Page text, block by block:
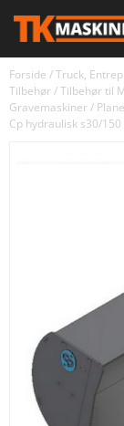
Forside /Truck,
Tilbehør/Tilbehør til
Gravemaskiner/
Cp hydraulisk s30/